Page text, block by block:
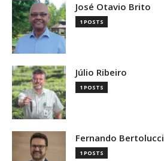
José Otavio Brito
1 POSTS
Júlio Ribeiro
1 POSTS
Fernando Bertolucci
1 POSTS